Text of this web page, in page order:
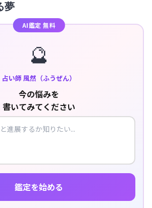
夢
AI鑑定 無料
🔮
占い師 風然（ふうぜん）
今の悩みを
書いてみてください
鑑定を始める